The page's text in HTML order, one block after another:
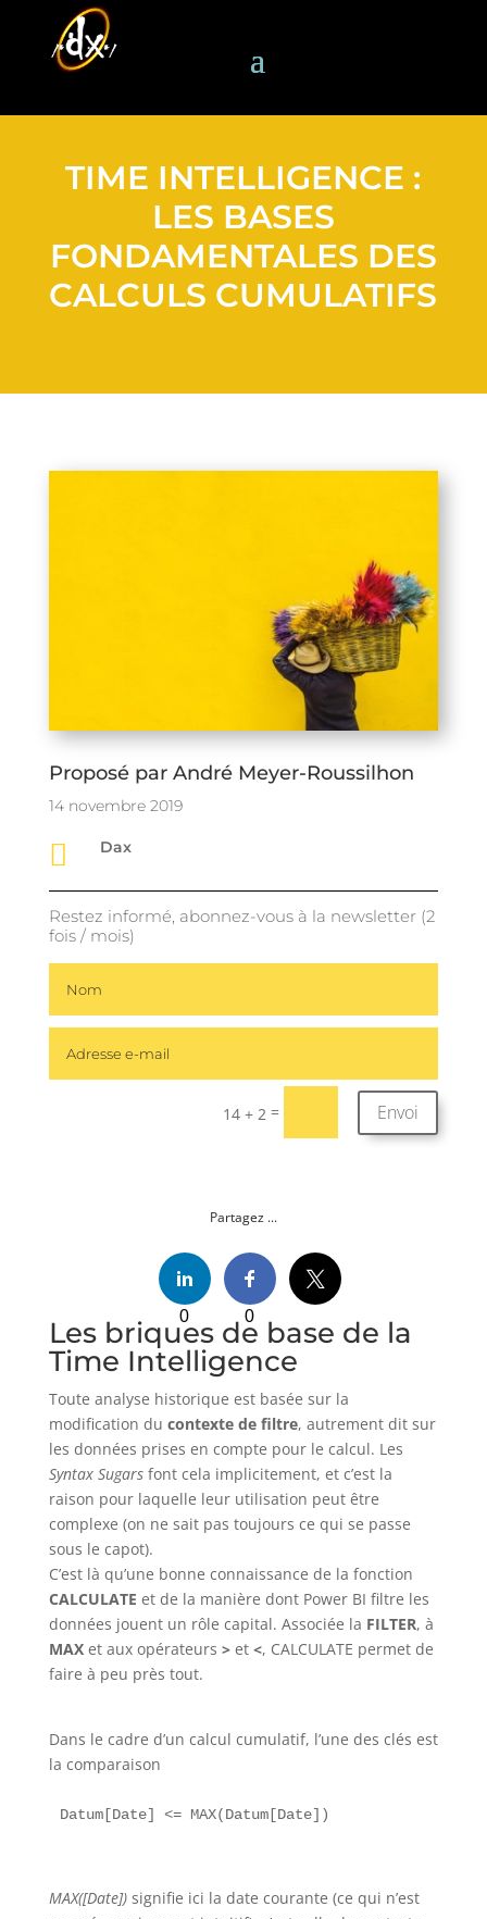
TIME INTELLIGENCE :
LES BASES
FONDAMENTALES DES
CALCULS CUMULATIFS
Proposé par André Meyer-Roussilhon
14 novembre 2019
 Dax
Restez informé, abonnez-vous à la newsletter (2
fois / mois)
14 + 2 = Envoi
Partagez ...
0 0
Les briques de base de la
Time Intelligence
Toute analyse historique est basée sur la
modification du contexte de filtre, autrement dit sur
les données prises en compte pour le calcul. Les
Syntax Sugarsfont cela implicitement, et c’est la
raison pour laquelle leur utilisation peut être
complexe (on ne sait pas toujours ce qui se passe
sous le capot).
C’est là qu’une bonne connaissance de la fonction
CALCULATE et de la manière dont Power BI filtre les
données jouent un rôle capital. Associée la FILTER, à
MAXet aux opérateurs >et <, CALCULATE permet de
faire à peu près tout.
Dans le cadre d’un calcul cumulatif, l’une des clés est
la comparaison
Datum[Date] <= MAX(Datum[Date])
MAX([Date])signifie ici la date courante (ce qui n’est